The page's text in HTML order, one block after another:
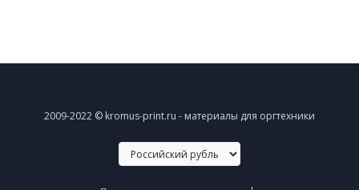
2009-2022 © kromus-print.ru - материалы для оргтехники